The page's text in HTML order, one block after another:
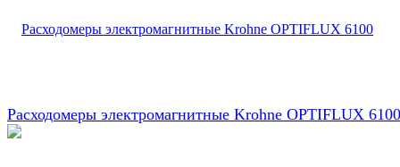
Расходомеры электромагнитные Krohne OPTIFLUX 6100